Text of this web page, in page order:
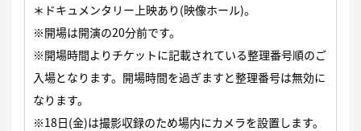
＊ドキュメンタリー上映あり(映像ホール)。
※開場は開演の20分前です。
※開場時間よりチケットに記載されている整理番号順のご
入場となります。開場時間を過ぎますと整理番号は無効に
なります。
※18日(金)は撮影収録のため場内にカメラを設置します。